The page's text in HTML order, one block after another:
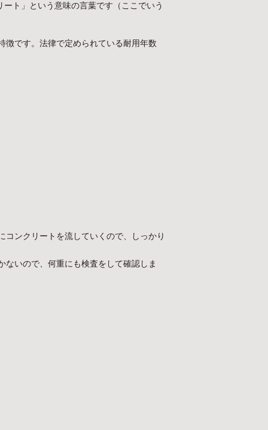
ト」という意味の言葉です（ここでいう
徴です。法律で定められている耐用年数
ンクリートを流していくので、しっかり
いので、何重にも検査をして確認しま